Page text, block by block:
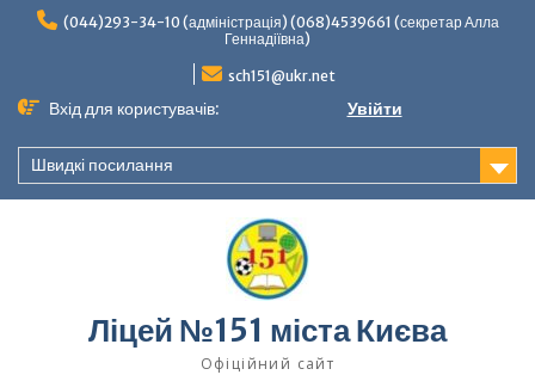
Перейти(044)293-34-10 (адміністрація) (068)4539661 (секретар Алла
Геннадіївна)
sch151@ukr.net
Вхід для користувачів: Увійти
Швидкі посилання
Ліцей №151 міста Києва
Офіційний сайт